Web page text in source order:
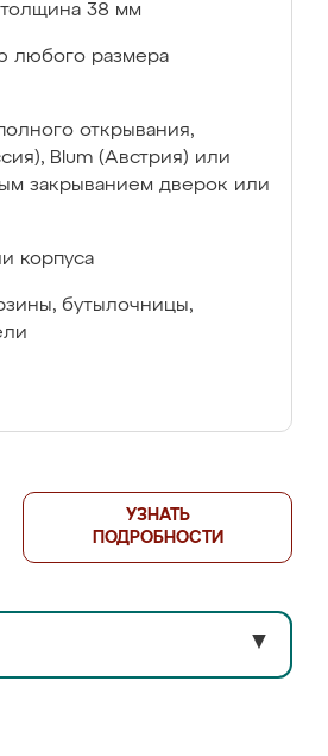
толщина 38 мм
любого размера
открывания,
Blum (Австрия) или
закрыванием дверок или
корпуса
бутылочницы,
УЗНАТЬ
ПОДРОБНОСТИ
▼